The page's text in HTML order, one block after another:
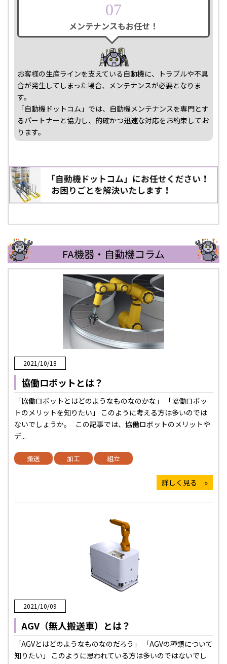
07
メンテナンスもお任せ！
お客様の生産ラインを支えている自動機に、トラブルや不具
合が発生してしまった場合、メンテナンスが必要となりま
す。
「自動機ドットコム」では、自動機メンテナンスを専門とす
るパートナーと協力し、的確かつ迅速な対応をお約束してお
ります。
FA機器・自動機コラム
2021/10/18
協働ロボットとは？
「協働ロボットとはどのようなものなのかな」 「協働ロボッ
トのメリットを知りたい」 このように考える方は多いのでは
ないでしょうか。 この記事では、協働ロボットのメリットや
デ...
搬送 加工 組立
詳しく見る »
2021/10/09
AGV（無人搬送車）とは？
「AGVとはどのようなものなのだろう」 「AGVの種類について
知りたい」 このように思われている方は多いのではないでし